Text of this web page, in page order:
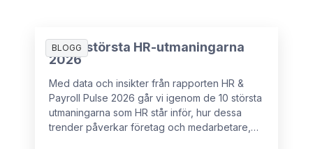
BLOGG
De 10 största HR-utmaningarna
2026
Med data och insikter från rapporten HR &
Payroll Pulse 2026 går vi igenom de 10 största
utmaningarna som HR står inför, hur dessa
trender påverkar företag och medarbetare,